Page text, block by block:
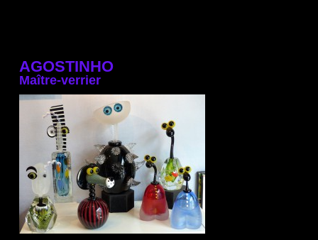
AGOSTINHO
Maître-verrier